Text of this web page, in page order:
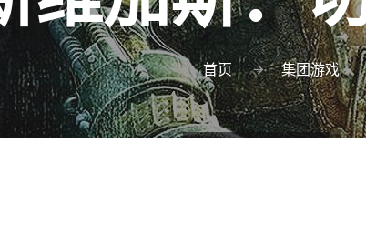
首页 集团游戏